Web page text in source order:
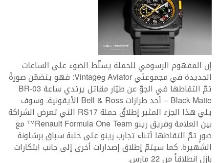
إن المفهوم الرسومي للحملة يسلّط الضوء على الساعات
الجديدة في مجموعتَي Aviator وVintage: فهو يتضمّن صورةً
تمّ التقاطها في الجوّ عن طيّار مقاتل يرتدي ساعة BR-03
Black Matte – أحد طرازات Bell & Ross الأيقونية. وسوف
يلي هذا الجزء المثير إطلاقُ حملة RS17 التي تعرض الشراكة
بين العلامة وفريق رينو Renault Formula One Team™ مع
صورٍ تمّ التقاطها أثناء تجارب رينو على حلبة سباق برشلونة
الشهيرة. كما سيتمّ إطلاق إصدارات أخرى إلى جانب ابتكارات
بازل انطلاقاً من 22 مارس.